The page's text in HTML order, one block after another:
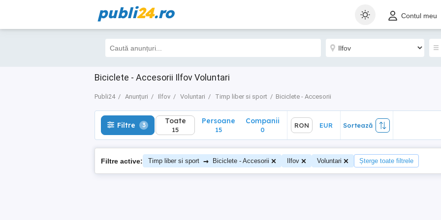
publi24.ro Contul meu
Biciclete - Accesorii Ilfov Voluntari
Publi24 Anunțuri Ilfov Voluntari Timp liber si sport Biciclete - Accesorii
Filtre 3 Toate
15
Sortează
Filtre 3 Toate
15
Persoane
15
Companii
0
RON EUR Sortează
Filtre active: Timp liber si sport → Biciclete - Accesorii Ilfov Voluntari Șterge toate filtrele